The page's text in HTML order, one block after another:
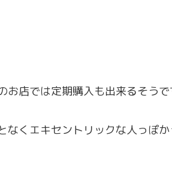
店では定期購入も出来るそうで
くエキセントリックな人っぽ